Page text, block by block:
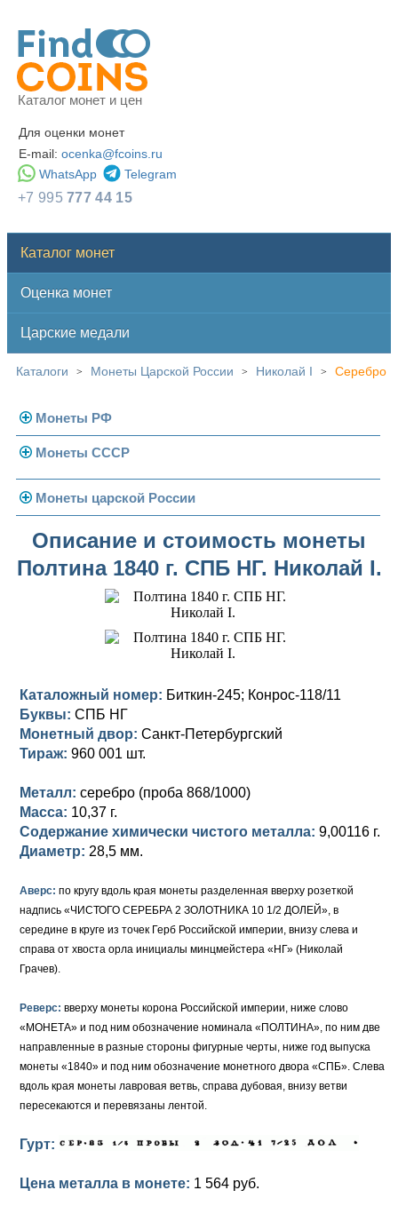
Каталог монет и цен
Для оценки монет
E-mail: ocenka@fcoins.ru
WhatsApp
Telegram
+7 995777 44 15
Каталог монет
Оценка монет
Царские медали
Каталоги > Монеты Царской России > Николай I > Серебро
Монеты РФ
Современная Россия
Монеты 1991-1993 гг.
Монеты СССР
Погодовка СССР
Монеты 1958 года
Золотые червонцы
Памятные и юбилейные
Монеты царской России
Николай II (1894-1917)
Золото
Для Финляндии
Памятные и донативные
Александр III (1881-1894)
Для Финляндии
Памятные и донативные
Александр II (1855-1881)
Медь
Для Финляндии
Памятные и донативные
Николай I (1825-1855)
Серебро
Медь
Для Грузии
Русско-Польские
Для Польши
Памятные и донативные
Золото
Серебро
Медь
Для Грузии
Для Польши
Павел I (1796-1801)
Золото
Серебро
Медь
Екатерина II (1762-1796)
Золото
Серебро
Сибирские монеты
Для Молдавии и Валахии
Таврические монеты
Петр III (1762)
Золото
Серебро
Медь
Для Пруссии
Ливонезы
Альбертусталер
Иоанн Антонович (1740-1741)
Анна Иоанновна (1730-1740)
Петр II (1727-1730)
Екатерина I (1725-1727)
Петр I (1682-1725)
Золото
Серебро
Для Речи Посполитой
Описание и стоимость монеты
Полтина 1840 г. СПБ НГ. Николай I.
Каталожный номер: Биткин-245; Конрос-118/11
Буквы: СПБ НГ
Монетный двор: Санкт-Петербургский
Тираж: 960 001 шт.
Металл: серебро (проба 868/1000)
Масса: 10,37 г.
Содержание химически чистого металла: 9,00116 г.
Диаметр: 28,5 мм.
Аверс: по кругу вдоль края монеты разделенная вверху розеткой
надпись «ЧИСТОГО СЕРЕБРА 2 ЗОЛОТНИКА 10 1/2 ДОЛЕЙ», в
середине в круге из точек Герб Российской империи, внизу слева и
справа от хвоста орла инициалы минцмейстера «НГ» (Николай
Грачев).
Реверс: вверху монеты корона Российской империи, ниже слово
«МОНЕТА» и под ним обозначение номинала «ПОЛТИНА», по ним две
направленные в разные стороны фигурные черты, ниже год выпуска
монеты «1840» и под ним обозначение монетного двора «СПБ». Слева
вдоль края монеты лавровая ветвь, справа дубовая, внизу ветви
пересекаются и перевязаны лентой.
Гурт:
Цена металла в монете: 1 564 руб.